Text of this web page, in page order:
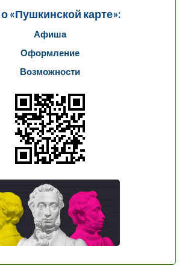
«Пушкинской карте»:
Афиша
Оформление
Возможности